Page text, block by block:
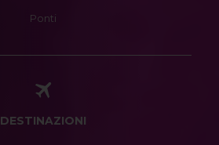
Ponti
DESTINAZIONI